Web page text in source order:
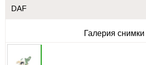
DAF
Галерия снимки